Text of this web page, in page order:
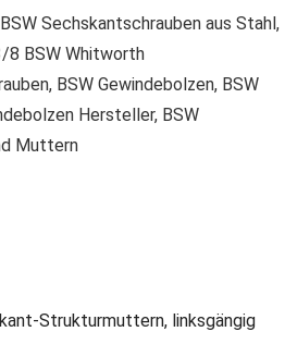
Sechskantschrauben aus Stahl,
8 BSW Whitworth
BSW Gewindebolzen, BSW
Hersteller, BSW
Muttern